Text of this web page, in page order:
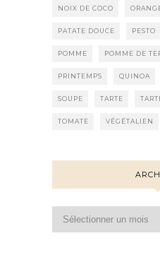
NOIX DE COCO
PATATE DOUCE PESTO
POMME POMME DE
PRINTEMPS QUINOA
SOUPE TARTE
TOMATE VÉGÉTALIEN